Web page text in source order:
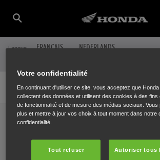
Langue FRANÇAIS NEDERLANDS
Présentation Caractéristiques et prix Accessoires
Honda Motos Gamme Roadster CMX1100
Concessionnaire Essai
Votre confidentialité
En continuant d'utiliser ce site, vous acceptez que
collectent des données et utilisent des cookies à des fins
de fonctionnalité et de mesure des médias sociaux.
plus et mettre à jour vos choix à tout moment dans notre
confidentialité.
Tout refuser Autoriser tous